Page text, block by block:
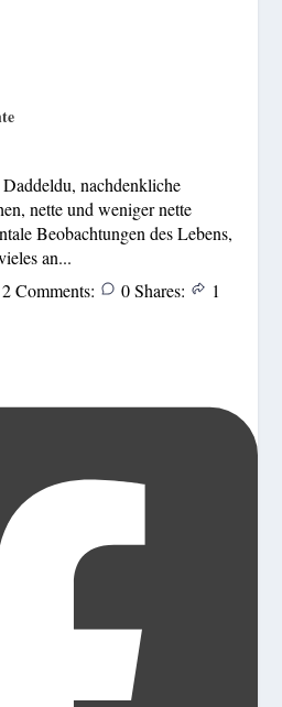
nachdenkliche
nette und weniger nette
Beobachtungen des Lebens,
an...
2 Comments: 0 Shares: 1